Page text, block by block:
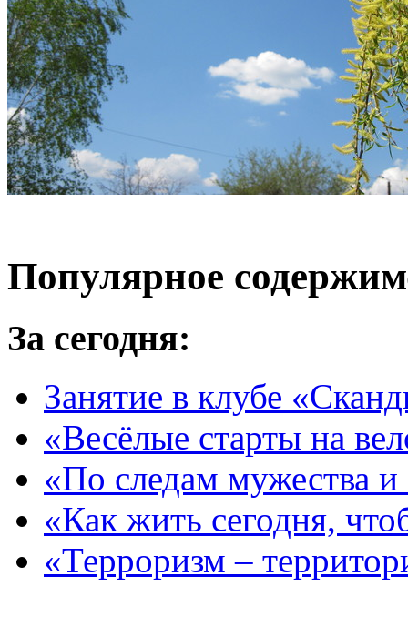
Популярное
За сегодня:
Занятие в клубе
«Весёлые старты на
«По следам мужества и
«Как жить сегодня,
«Терроризм –